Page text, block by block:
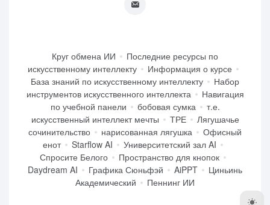
Круг обмена ИИ
Последние ресурсы по
искусственному интеллекту
Информация о курсе
База знаний по искусственному интеллекту
Набор
инструментов искусственного интеллекта
Навигация
по учебной панели
бобовая сумка
т.е.
искусственный интеллект мечты
ТРЕ
Лягушачье
сочинительство
нарисованная лягушка
Офисный
енот
Starflow AI
Университетский зал AI
Спросите Белого
Пространство для кнопок
Daydream AI
Графика Сюньфэй AiPPT
Циньинь
Академический
Пеннинг ИИ